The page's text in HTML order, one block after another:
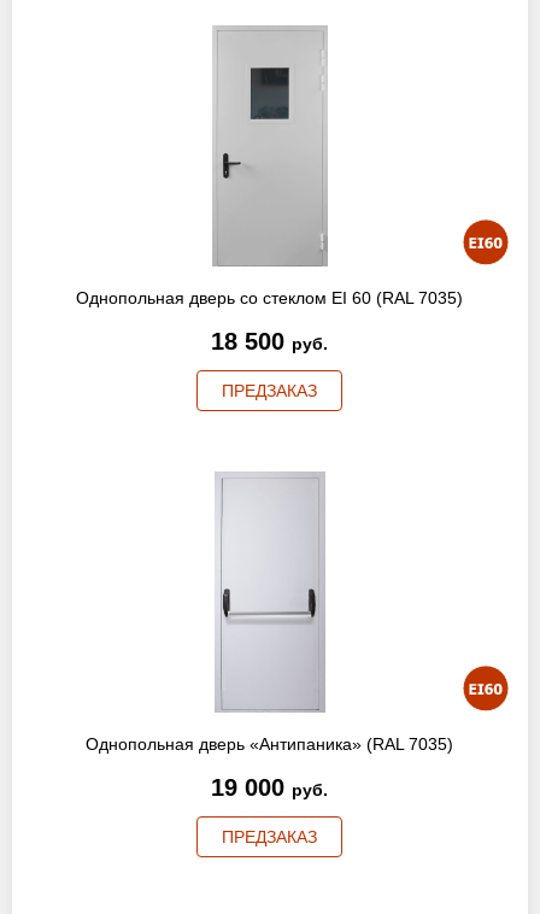
Однопольная дверь со стеклом EI 60 (RAL 7035)
18 500 руб.
ПРЕДЗАКАЗ
Однопольная дверь «Антипаника» (RAL 7035)
19 000 руб.
ПРЕДЗАКАЗ